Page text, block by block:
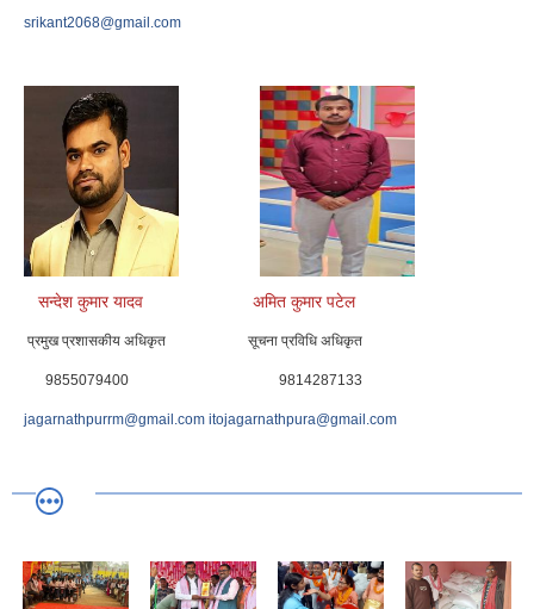
srikant2068@gmail.com
सन्देश कुमार यादव अमित कुमार पटेल
प्रमुख प्रशासकीय अधिकृत सूचना प्रविधि अधिकृत
9855079400 9814287133
jagarnathpurrm@gmail.com itojagarnathpura@gmail.com